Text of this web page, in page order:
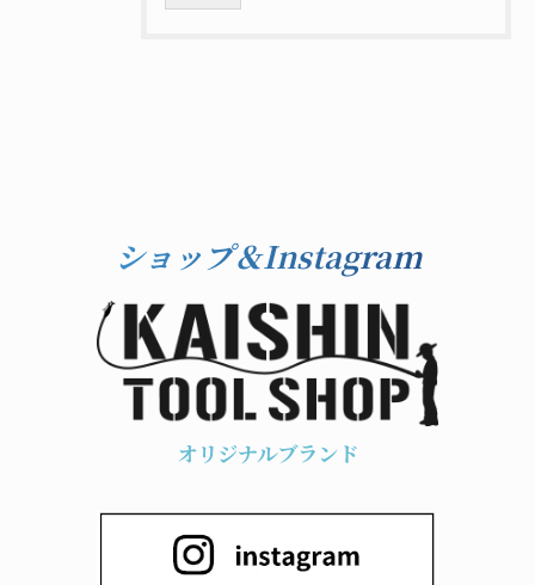
ショップ＆Instagram
オリジナルブランド